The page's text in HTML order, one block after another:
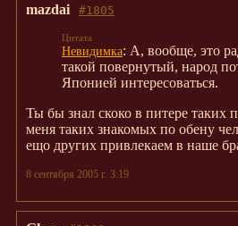
#1805
mazdai
Невидимка: А, вообще, это
такой повернутый, народ
Японией интересоваться.
Ты бы знал скоко в питере таких
меня таких знакомых по обену
ещо других привлекаем в наше
8 сентября 2005 г. 3:19